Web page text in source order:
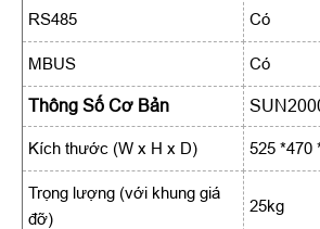
RS485 Có
MBUS Có
Thông Số Cơ Bản
Kích thước (W x H x D) 525 *470
Trọng lượng (với khung giá
đỡ)
25kg